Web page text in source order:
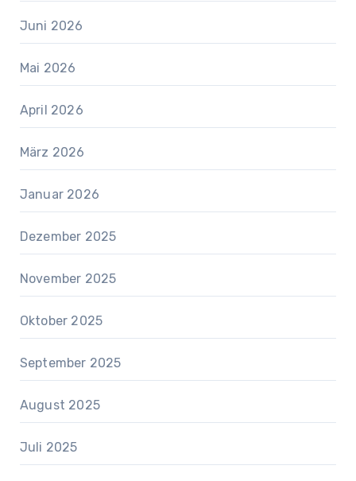
Juni 2026
Mai 2026
April 2026
März 2026
Januar 2026
Dezember 2025
November 2025
Oktober 2025
September 2025
August 2025
Juli 2025